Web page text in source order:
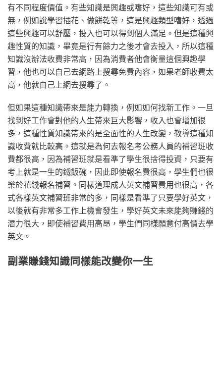
有不同程度價值。有些知識是興趣或嗜好，這些知識可有或
無，例如說學習插花、做餅乾等，這是興趣類型嗜好，透過
這些興趣可以舒壓，投入也可以得到個人滿足。但是這種興
趣性質的知識， 畢竟是行有餘力之後才會去投入，所以這種
知識沒辦法收費非常高，因為消費者他會衡量這個興趣學
習，他也可以自己去網路上搜尋免費內容，如果老師收費太
高，他就自己上網去搜尋了。
但如果這種知識帶來是能力轉換，例如如何找新工作。一旦
找到好工作會對他的人生帶來巨大影響，收入也會增加很
多，這種性質知識帶來的是全面性的人生改變，教導這種知
識收費就比較高。這就是為何去報名考公務人員的補習班收
費都很高，因為補習班就是看準了學生很捨得投資，只要有
考上就是一生的鐵飯碗，因此即使報名費很高，學生們也很
樂於花錢報名補習。同樣道理成人英文補習費用也很高，各
式各樣英文補習班非常的多，同樣是看準了只要學好英文，
以後就有非常多工作上機會發生，學好英文未來能夠賺錢的
潛力很大，即使補習費用高昂，學生們同樣願意付高價去學
英文。
副業賺錢知識同樣能改變你一生